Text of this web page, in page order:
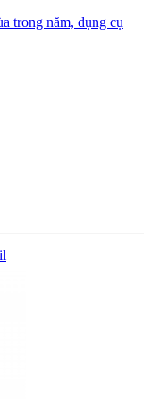
trong năm, dụng cụ